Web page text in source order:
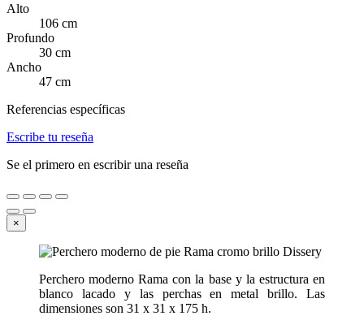
Alto
106 cm
Profundo
30 cm
Ancho
47 cm
Referencias específicas
Escribe tu reseña
Se el primero en escribir una reseña
×
Perchero moderno Rama con la base y la estructura en
blanco lacado y las perchas en metal brillo. Las
dimensiones son 31 x 31 x 175 h.